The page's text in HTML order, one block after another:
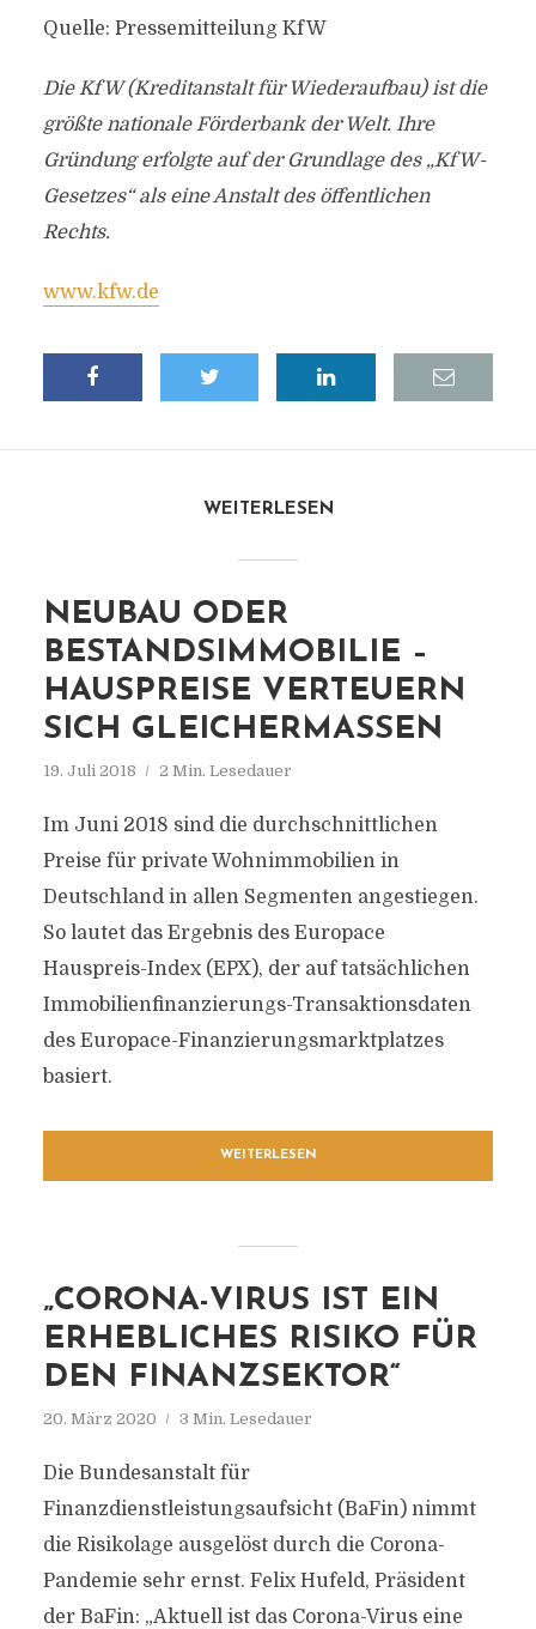
Quelle: Pressemitteilung KfW
Die KfW (Kreditanstalt für Wiederaufbau) ist die
größte nationale Förderbank der Welt. Ihre
Gründung erfolgte auf der Grundlage des „KfW-
Gesetzes“ als eine Anstalt des öffentlichen
Rechts.
www.kfw.de
WEITERLESEN
NEUBAU ODER
BESTANDSIMMOBILIE –
HAUSPREISE VERTEUERN
SICH GLEICHERMASSEN
19. Juli 2018 2 Min. Lesedauer
Im Juni 2018 sind die durchschnittlichen
Preise für private Wohnimmobilien in
Deutschland in allen Segmenten angestiegen.
So lautet das Ergebnis des Europace
Hauspreis-Index (EPX), der auf tatsächlichen
Immobilienfinanzierungs-Transaktionsdaten
des Europace-Finanzierungsmarktplatzes
basiert.
WEITERLESEN
„CORONA-VIRUS IST EIN
ERHEBLICHES RISIKO FÜR
DEN FINANZSEKTOR“
20. März 2020 3 Min. Lesedauer
Die Bundesanstalt für
Finanzdienstleistungsaufsicht (BaFin) nimmt
die Risikolage ausgelöst durch die Corona-
Pandemie sehr ernst. Felix Hufeld, Präsident
der BaFin: „Aktuell ist das Corona-Virus eine